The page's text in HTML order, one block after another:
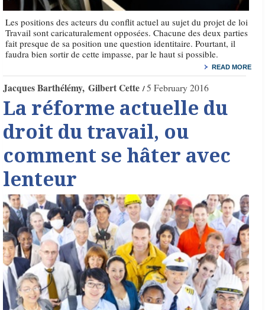
Les positions des acteurs du conflit actuel au sujet du projet de loi
Travail sont caricaturalement opposées. Chacune des deux parties
fait presque de sa position une question identitaire. Pourtant, il
faudra bien sortir de cette impasse, par le haut si possible.
READ MORE
Jacques Barthélémy Gilbert Cette 5 February 2016
La réforme actuelle du
droit du travail, ou
comment se hâter avec
lenteur